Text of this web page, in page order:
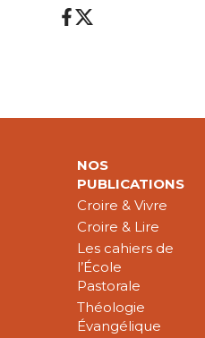
NOS
PUBLICATIONS
Croire & Vivre
Croire & Lire
Les cahiers de
l’École
Pastorale
Théologie
Évangélique